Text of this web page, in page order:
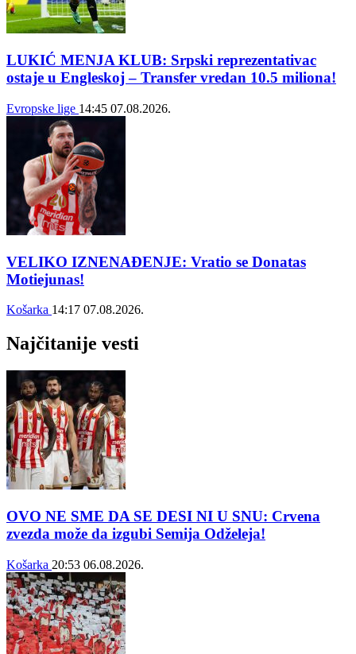
LUKIĆ MENJA KLUB: Srpski reprezentativac
ostaje u Engleskoj – Transfer vredan 10.5 miliona!
Evropske lige 14:45 07.08.2026.
VELIKO IZNENAĐENJE: Vratio se Donatas
Motiejunas!
Košarka 14:17 07.08.2026.
Najčitanije vesti
OVO NE SME DA SE DESI NI U SNU: Crvena
zvezda može da izgubi Semija Odželeja!
Košarka 20:53 06.08.2026.